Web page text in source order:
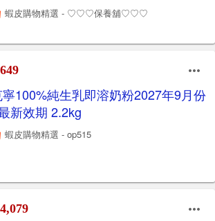
蝦皮購物精選 - ♡♡♡保養舖♡♡♡
寧100%純生乳即溶奶粉2027年9月份
新效期 2.2kg
蝦皮購物精選 - op515